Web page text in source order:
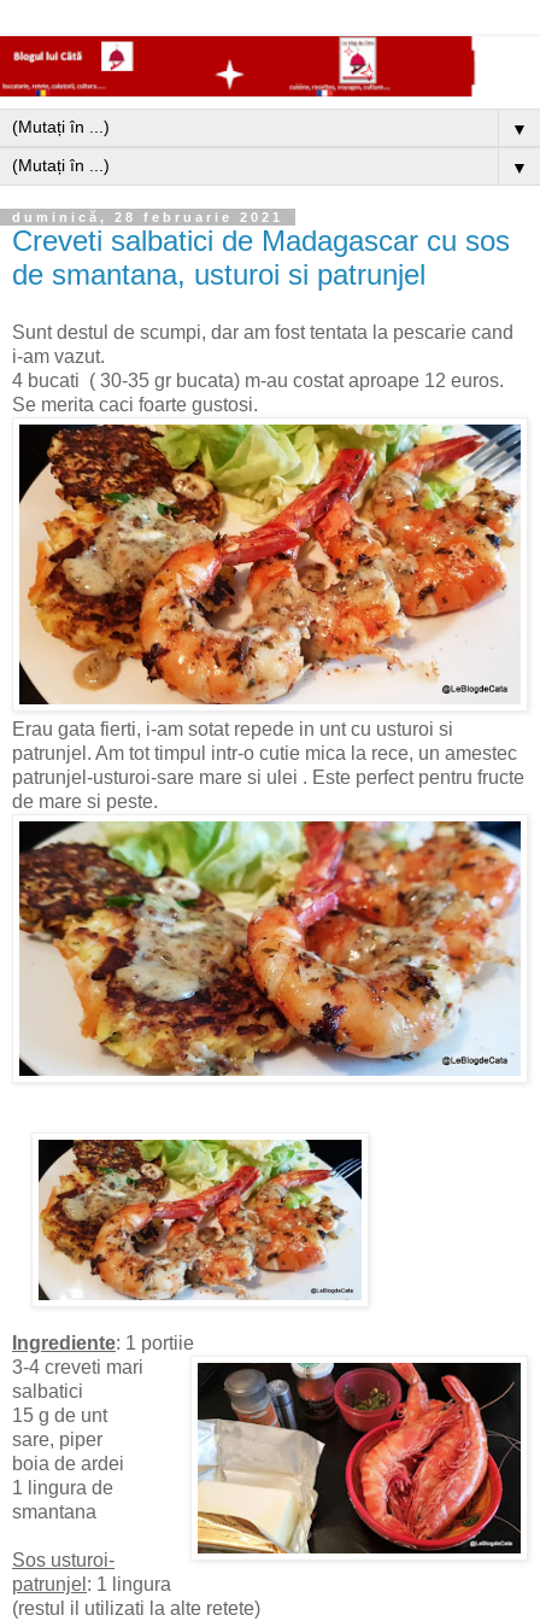
▼
▼
duminică, 28 februarie 2021
Creveti salbatici de Madagascar cu sos
de smantana, usturoi si patrunjel
Sunt destul de scumpi, dar am fost tentata la pescarie cand
i-am vazut.
4 bucati ( 30-35 gr bucata) m-au costat aproape 12 euros.
Se merita caci foarte gustosi.
Erau gata fierti, i-am sotat repede in unt cu usturoi si
patrunjel. Am tot timpul intr-o cutie mica la rece, un amestec
patrunjel-usturoi-sare mare si ulei . Este perfect pentru fructe
de mare si peste.
Ingrediente: 1 portiie
3-4 creveti mari
salbatici
15 g de unt
sare, piper
boia de ardei
1 lingura de
smantana
Sos usturoi-
patrunjel : 1 lingura
(restul il utilizati la alte retete)